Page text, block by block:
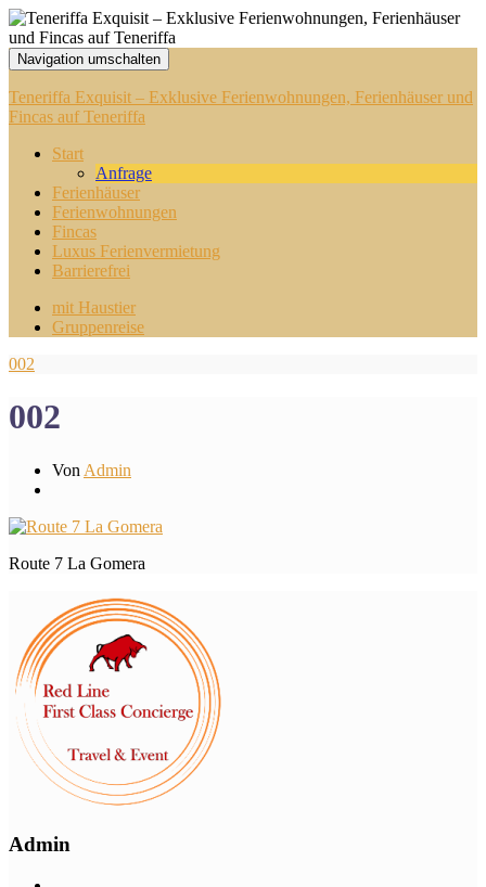
Navigation umschalten
Teneriffa Exquisit – Exklusive Ferienwohnungen, Ferienhäuser und
Fincas auf Teneriffa
Start
Anfrage
Ferienhäuser
Ferienwohnungen
Fincas
Luxus Ferienvermietung
Barrierefrei
mit Haustier
Gruppenreise
002
002
Von Admin
Route 7 La Gomera
Admin